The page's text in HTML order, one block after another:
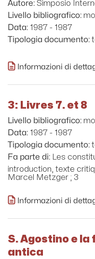
Autore: Simposio
Livello bibliografico:
Data: 1987 - 1987
Tipologia documento:
Informazioni di
3: Livres 7. et 8
Livello bibliografico:
Data: 1987 - 1987
Tipologia documento:
Fa parte di: Les
introduction, texte
Marcel Metzger ; 3
Informazioni di
S. Agostino e
antica